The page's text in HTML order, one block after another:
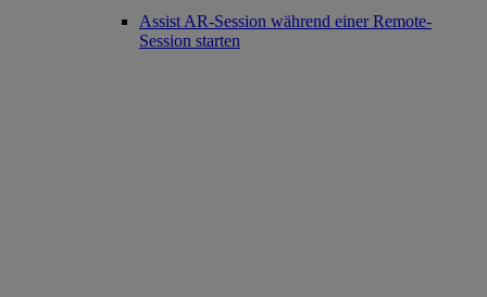
Assist AR-Session während einer Remote-
Session starten